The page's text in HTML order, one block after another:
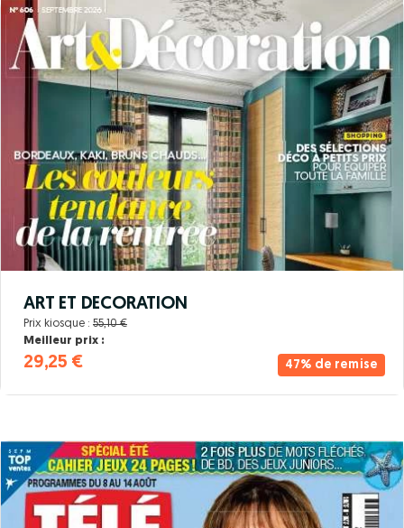
47% de remise
ART ET DECORATION
Prix kiosque : 55,10 €
Meilleur prix :
29,25 €